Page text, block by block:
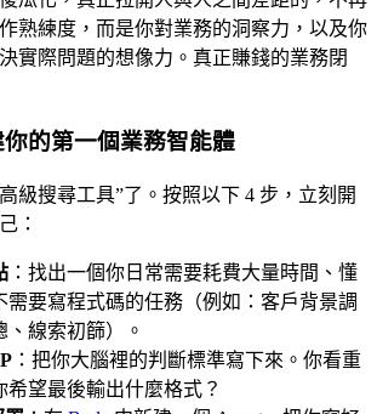
熟練度，而是你對業務的洞察力，以及你
實際問題的想像力。真正賺錢的業務閉
的第一個業務智能體
級搜尋工具”了。按照以下 4 步，立刻開
：
：找出一個你日常需要耗費大量時間、懂
需要寫程式碼的任務（例如：客戶背景調
、線索初篩）。
：把你大腦裡的判斷標準寫下來。你看重
希望最後輸出什麼格式？